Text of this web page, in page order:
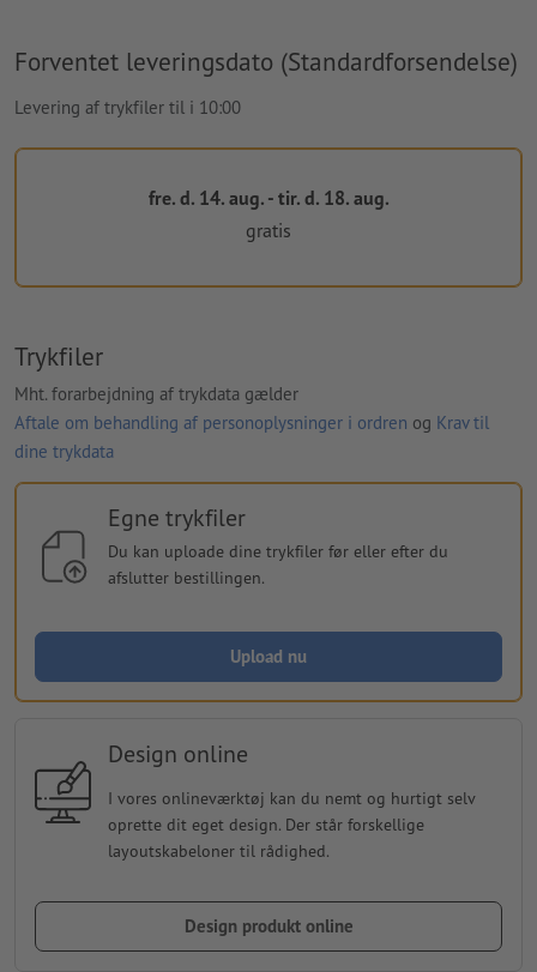
Forventet leveringsdato (Standardforsendelse)
Levering af trykfiler til i 10:00
fre. d. 14. aug. - tir. d. 18. aug.
gratis
Trykfiler
Mht. forarbejdning af trykdata gælder
Aftale om behandling af personoplysninger i ordren og Krav til
dine trykdata
Egne trykfiler
Du kan uploade dine trykfiler før eller efter du
afslutter bestillingen.
Upload nu
Design online
I vores onlineværktøj kan du nemt og hurtigt selv
oprette dit eget design. Der står forskellige
layoutskabeloner til rådighed.
Design produkt online